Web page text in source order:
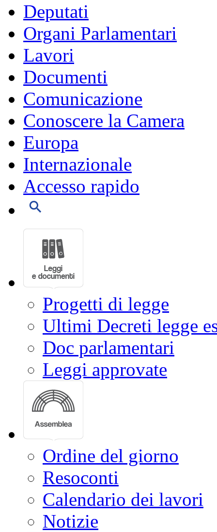
Deputati
Organi Parlamentari
Lavori
Documenti
Comunicazione
Conoscere la Camera
Europa
Internazionale
Accesso rapido
Progetti di legge
Ultimi Decreti legge
Doc parlamentari
Leggi approvate
Ordine del giorno
Resoconti
Calendario dei lavori
Notizie